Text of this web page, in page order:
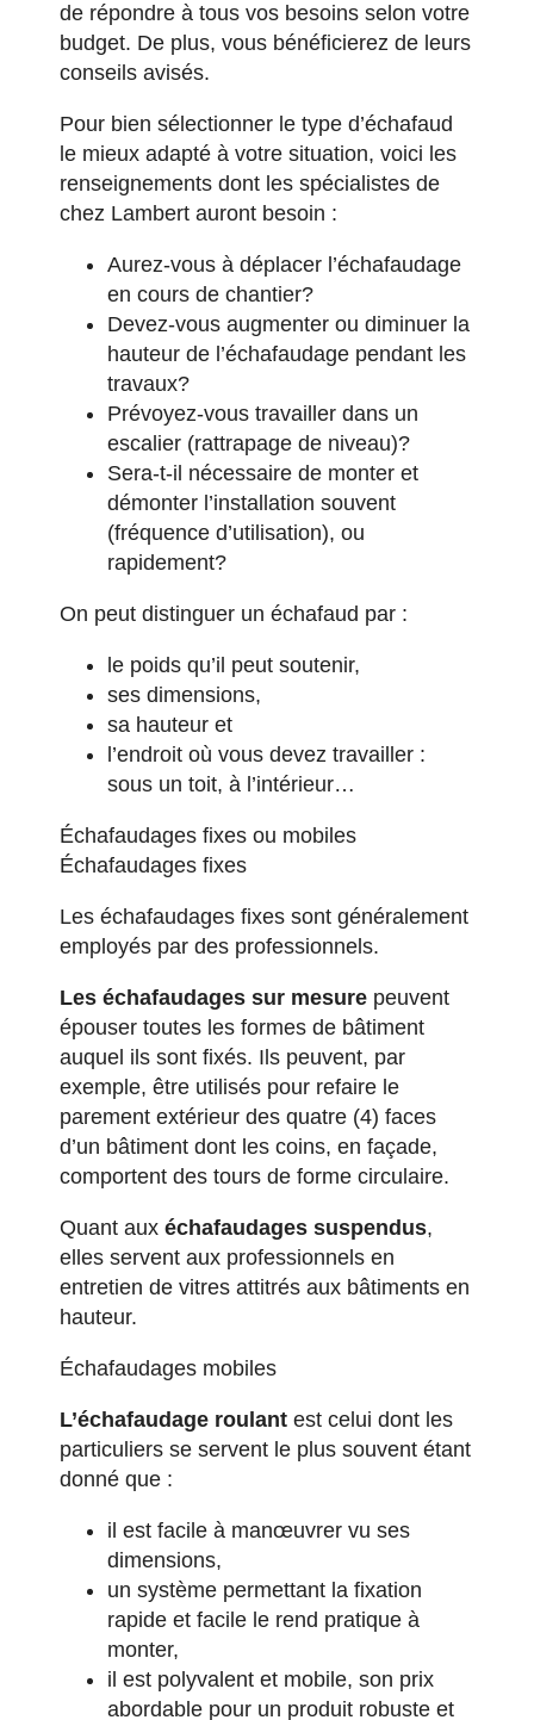
de répondre à tous vos besoins selon votre
budget. De plus, vous bénéficierez de leurs
conseils avisés.
Pour bien sélectionner le type d’échafaud
le mieux adapté à votre situation, voici les
renseignements dont les spécialistes de
chez Lambert auront besoin :
Aurez-vous à déplacer l’échafaudage
en cours de chantier?
Devez-vous augmenter ou diminuer la
hauteur de l’échafaudage pendant les
travaux?
Prévoyez-vous travailler dans un
escalier (rattrapage de niveau)?
Sera-t-il nécessaire de monter et
démonter l’installation souvent
(fréquence d’utilisation), ou
rapidement?
On peut distinguer un échafaud par :
le poids qu’il peut soutenir,
ses dimensions,
sa hauteur et
l’endroit où vous devez travailler :
sous un toit, à l’intérieur…
Échafaudages fixes ou mobiles
Échafaudages fixes
Les échafaudages fixes sont généralement
employés par des professionnels.
Les échafaudages sur mesure peuvent
épouser toutes les formes de bâtiment
auquel ils sont fixés. Ils peuvent, par
exemple, être utilisés pour refaire le
parement extérieur des quatre (4) faces
d’un bâtiment dont les coins, en façade,
comportent des tours de forme circulaire.
Quant aux échafaudages suspendus,
elles servent aux professionnels en
entretien de vitres attitrés aux bâtiments en
hauteur.
Échafaudages mobiles
L’échafaudage roulant est celui dont les
particuliers se servent le plus souvent étant
donné que :
il est facile à manœuvrer vu ses
dimensions,
un système permettant la fixation
rapide et facile le rend pratique à
monter,
il est polyvalent et mobile, son prix
abordable pour un produit robuste et